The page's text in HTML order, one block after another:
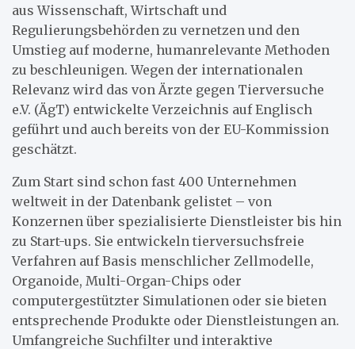
aus Wissenschaft, Wirtschaft und
Regulierungsbehörden zu vernetzen und den
Umstieg auf moderne, humanrelevante Methoden
zu beschleunigen. Wegen der internationalen
Relevanz wird das von Ärzte gegen Tierversuche
e.V. (ÄgT) entwickelte Verzeichnis auf Englisch
geführt und auch bereits von der EU-Kommission
geschätzt.
Zum Start sind schon fast 400 Unternehmen
weltweit in der Datenbank gelistet – von
Konzernen über spezialisierte Dienstleister bis hin
zu Start-ups. Sie entwickeln tierversuchsfreie
Verfahren auf Basis menschlicher Zellmodelle,
Organoide, Multi-Organ-Chips oder
computergestützter Simulationen oder sie bieten
entsprechende Produkte oder Dienstleistungen an.
Umfangreiche Suchfilter und interaktive